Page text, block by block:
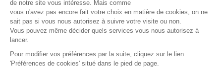
toute la famille, offrant un moment de détente et de
découverte qui restera gravé dans les mémoires.